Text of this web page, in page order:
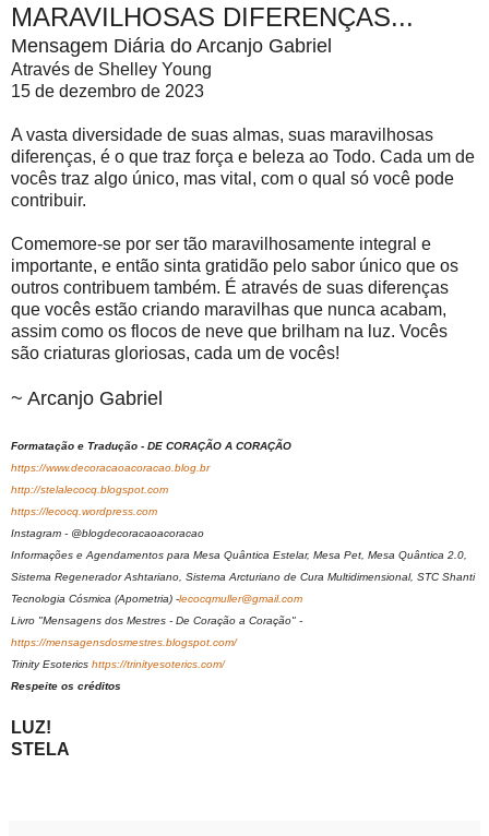
MARAVILHOSAS DIFERENÇAS...
Mensagem Diária do Arcanjo Gabriel
Através de Shelley Young
15 de dezembro de 2023
A vasta diversidade de suas almas, suas maravilhosas
diferenças, é o que traz força e beleza ao Todo. Cada um de
vocês traz algo único, mas vital, com o qual só você pode
contribuir.
Comemore-se por ser tão maravilhosamente integral e
importante, e então sinta gratidão pelo sabor único que os
outros contribuem também. É através de suas diferenças
que vocês estão criando maravilhas que nunca acabam,
assim como os flocos de neve que brilham na luz. Vocês
são criaturas gloriosas, cada um de vocês!
~ Arcanjo Gabriel
Formatação e Tradução - DE CORAÇÃO A CORAÇÃO
https://www.decoracaoacoracao.blog.br
http://stelalecocq.blogspot.com
https://lecocq.wordpress.com
Instagram - @blogdecoracaoacoracao
Informações e Agendamentos para Mesa Quântica Estelar, Mesa Pet, Mesa Quântica 2.0,
Sistema Regenerador Ashtariano, Sistema Arcturiano de Cura Multidimensional, STC Shanti
Tecnologia Cósmica (Apometria) -lecocqmuller@gmail.com
Livro "Mensagens dos Mestres - De Coração a Coração" -
https://mensagensdosmestres.blogspot.com/
Trinity Esoterics https://trinityesoterics.com/
Respeite os créditos
LUZ!
STELA